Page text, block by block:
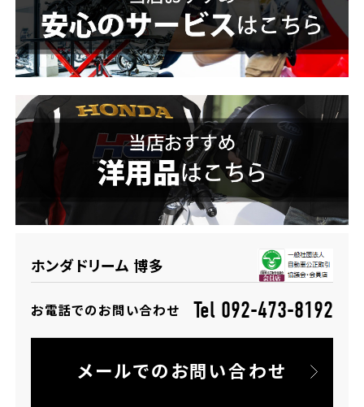
ホンダドリーム 博多
お電話でのお問い合わせ Tel 092-473-8192
メールでのお問い合わせ
千葉県
ホンダドリーム 船橋
ホンダドリーム 松戸
ホンダドリーム 蘇我
埼玉県
ホンダドリーム 所沢
ホンダドリーム 大宮
ホンダドリーム 西宮甲子園
奈良県
ホンダドリーム 奈良